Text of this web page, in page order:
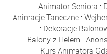
Animator Seniora :
Animacje Taneczne :
: Dekoracje
Balony z Helem :
Kurs Animatora